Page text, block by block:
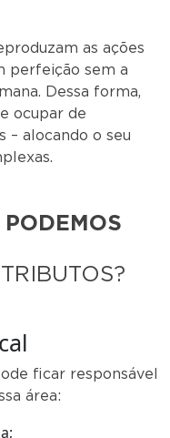
as ações
perfeição sem a
Dessa forma,
ocupar de
– alocando o seu
ficar responsável
área: